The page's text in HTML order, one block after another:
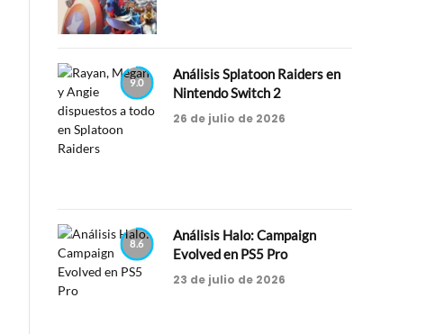
9.0
Análisis Splatoon Raiders en
Nintendo Switch 2
26 de julio de 2026
8.6
Análisis Halo: Campaign
Evolved en PS5 Pro
23 de julio de 2026